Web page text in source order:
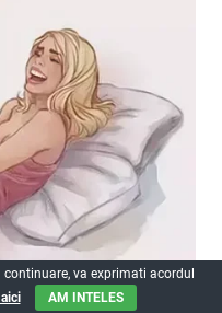
va exprimati acordul
AM INTELES